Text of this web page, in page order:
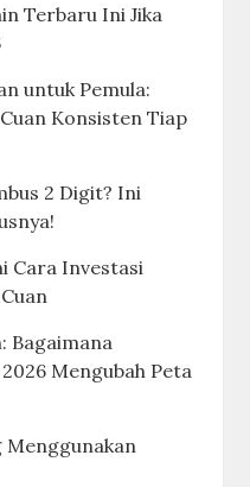
Terbaru Ini Jika
untuk Pemula:
Konsisten Tiap
2 Digit? Ini
Cara Investasi
Bagaimana
Mengubah Peta